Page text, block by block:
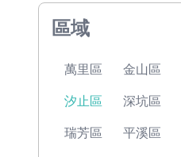
區域
萬里區 金山區
汐止區 深坑區
瑞芳區 平溪區